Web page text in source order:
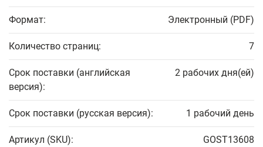
Формат: Электронный (PDF)
Количество страниц: 7
Срок поставки (английская
версия):
2 рабочих дня(ей)
Срок поставки (русская версия): 1 рабочий день
Артикул (SKU): GOST13608